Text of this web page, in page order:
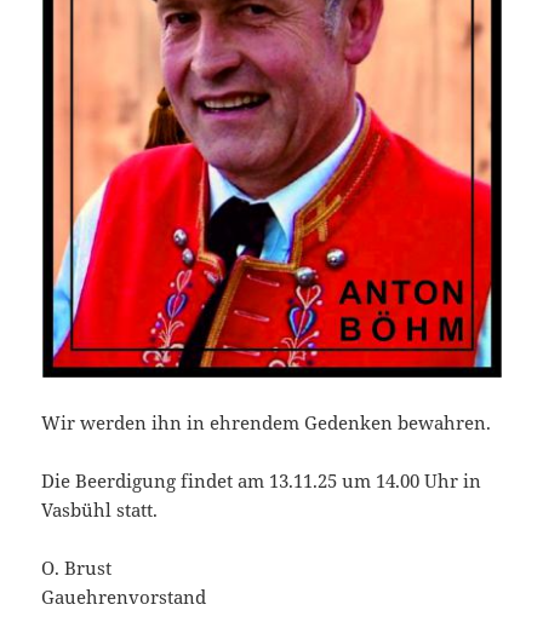
Wir werden ihn in ehrendem Gedenken bewahren.
Die Beerdigung findet am 13.11.25 um 14.00 Uhr in
Vasbühl statt.
O. Brust
Gauehrenvorstand